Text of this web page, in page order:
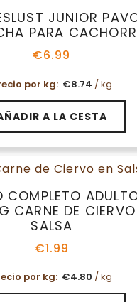
JUNIOR
PARA
€6.99
por kg: €8.74 / kg
A LA CESTA
COMPLETO
CARNE DE CIERVO
SALSA
€1.99
por kg: €4.80 / kg